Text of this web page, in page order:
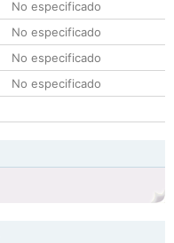
No especificado
No especificado
No especificado
No especificado